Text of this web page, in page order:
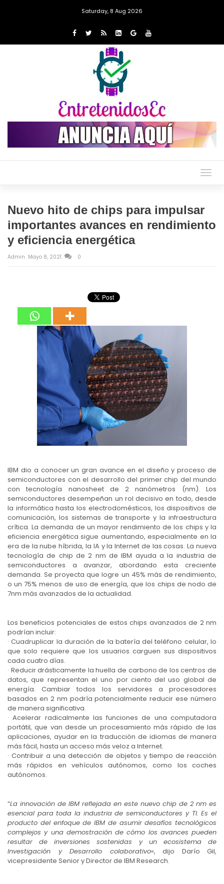
Saturday, 8 Aug 2026
Nuevo hito de chips para impulsar
importantes avances en rendimiento
y eficiencia energética
Admin Mayo 8, 2021 0
IBM dio a conocer un gran avance en el diseño y proceso de
semiconductores con el desarrollo del primer chip del mundo
con tecnología nanosheet de 2 nanómetros (nm). Los
semiconductores desempeñan un rol decisivo en todo, desde
la informática hasta los electrodomésticos, los dispositivos de
comunicación, los sistemas de transporte y la infraestructura
crítica. La demanda de un mayor rendimiento de los chips y la
eficiencia energética sigue aumentando, especialmente en la
era de la nube híbrida, la IA y la Internet de las cosas. La nueva
tecnología de chip de 2 nm de IBM ayuda a la industria de
semiconductores a avanzar, abordando esta creciente
demanda. Se proyecta que logre un 45% más de rendimiento,
o un 75% menos de uso de energía, que los chips de nodo de
7nm más avanzados de la actualidad.
Los beneficios potenciales de estos chips avanzados de 2 nm
podrían incluir:
· Cuadruplicar la duración de la batería del teléfono celular, lo
que solo requiere que los usuarios carguen sus dispositivos
cada cuatro días.
· Reducir drásticamente la huella de carbono de los centros de
datos, que representan el uno por ciento del uso global de
energía. Cambiar todos los servidores a procesadores
basados en 2 nm podría potencialmente reducir ese número
de manera significativa.
· Acelerar radicalmente las funciones de una computadora
portátil, que van desde un procesamiento más rápido de las
aplicaciones, ayudar en la traducción de idiomas de manera
más fácil, hasta un acceso más veloz a Internet.
· Contribuir a una detección de objetos y tiempo de reacción
más rápidos en vehículos autónomos, como los coches
autónomos.
“La innovación de IBM reflejada en este nuevo chip de 2 nm es
esencial para toda la industria de semiconductores y TI. Es el
producto del enfoque de IBM de asumir desafíos tecnológicos
complejos y una demostración de cómo los avances pueden
resultar de inversiones sostenidas y un ecosistema de
Investigación y Desarrollo colaborativo«, dijo Darío Gil,
vicepresidente Senior y Director de IBM Research.